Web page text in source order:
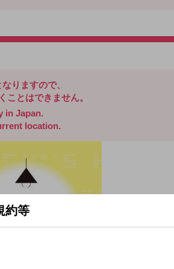
りますので、
ことはできません。
in Japan.
location.
約等